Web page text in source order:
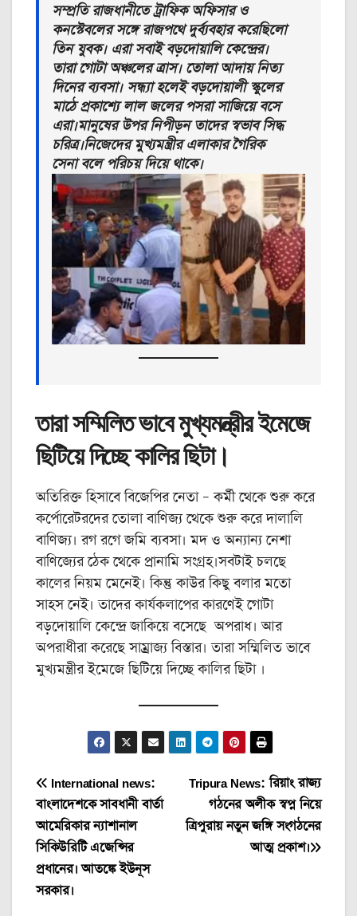
সম্প্রতি রাজধানীতে ট্রাফিক অফিসার ও
কনস্টেবলের সঙ্গে রাজপথে দুর্ব্যবহার করেছিলো
তিন যুবক। এরা সবাই বড়দোয়ালি কেন্দ্রের।
তারা গোটা অঞ্চলের ত্রাস। তোলা আদায় নিত্য
দিনের ব্যবসা। সন্ধ্যা হলেই বড়দোয়ালী স্কুলের
মাঠে প্রকাশ্যে লাল জলের পসরা সাজিয়ে বসে
এরা।মানুষের উপর নিপীড়ন তাদের স্বভাব সিদ্ধ
চরিত্র।নিজেদের মুখ্যমন্ত্রীর এলাকার গৈরিক
সেনা বলে পরিচয় দিয়ে থাকে।
তারা সম্মিলিত ভাবে মুখ্যমন্ত্রীর ইমেজে
ছিটিয়ে দিচ্ছে কালির ছিটা।
অতিরিক্ত হিসাবে বিজেপির নেতা – কর্মী থেকে শুরু করে
কর্পোরেটরদের তোলা বাণিজ্য থেকে শুরু করে দালালি
বাণিজ্য। রগ রগে জমি ব্যবসা। মদ ও অন্যান্য নেশা
বাণিজ্যের ঠেক থেকে প্রানামি সংগ্রহ।সবটাই চলছে
কালের নিয়ম মেনেই। কিন্তু কাউর কিছু বলার মতো
সাহস নেই। তাদের কার্যকলাপের কারণেই গোটা
বড়দোয়ালি কেন্দ্রে জাকিয়ে বসেছে অপরাধ। আর
অপরাধীরা করেছে সাম্রাজ্য বিস্তার। তারা সম্মিলিত ভাবে
মুখ্যমন্ত্রীর ইমেজে ছিটিয়ে দিচ্ছে কালির ছিটা ।
Post
navigation
Tripura News: রিয়াং রাজ্য
গঠনের অলীক স্বপ্ন নিয়ে
ত্রিপুরায় নতুন জঙ্গি সংগঠনের
আত্ম প্রকাশ।
International news:
বাংলাদেশকে সাবধানী বার্তা
আমেরিকার ন্যাশানাল
সিকিউরিটি এজেন্সির
প্রধানের। আতঙ্কে ইউনূস
সরকার।